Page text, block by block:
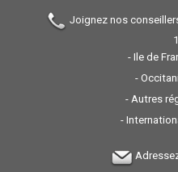
Joignez nos
- Ile de
-
- Autres
-